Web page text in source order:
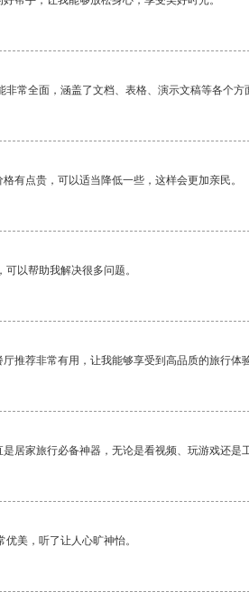
非常全面，涵盖了文档、表格、演示文稿等各个
有点贵，可以适当降低一些，这样会更加亲民。
以帮助我解决很多问题。
推荐非常有用，让我能够享受到高品质的旅行体验
居家旅行必备神器，无论是看视频、玩游戏还
美，听了让人心旷神怡。